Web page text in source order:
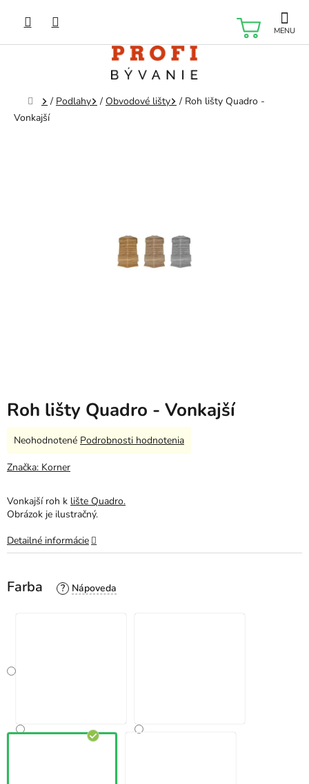
obsah
Domov
/ Podlahy / Obvodové lišty / Roh lišty Quadro -
Vonkajší
Roh lišty Quadro - Vonkajší
Farba ?
Vonkajší roh k lište Quadro.
Obrázok je ilustračný.
Detailné informácie
Priemerné
produktu
z
5
Neohodnotené Podrobnosti hodnotenia
Značka: Korner